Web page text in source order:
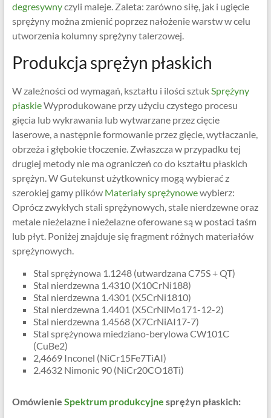
degresywnyczyli maleje. Zaleta: zarówno siłę, jak i ugięcie
sprężyny można zmienić poprzez nałożenie warstw w celu
utworzenia kolumny sprężyny talerzowej.
Produkcja sprężyn płaskich
W zależności od wymagań, kształtu i ilości sztukSprężyny
płaskieWyprodukowane przy użyciu czystego procesu
gięcia lub wykrawania lub wytwarzane przez cięcie
laserowe, a następnie formowanie przez gięcie, wytłaczanie,
obrzeża i głębokie tłoczenie. Zwłaszcza w przypadku tej
drugiej metody nie ma ograniczeń co do kształtu płaskich
sprężyn. W Gutekunst użytkownicy mogą wybierać z
szerokiej gamy plikówMateriały sprężynowewybierz:
Oprócz zwykłych stali sprężynowych, stale nierdzewne oraz
metale nieżelazne i nieżelazne oferowane są w postaci taśm
lub płyt. Poniżej znajduje się fragment różnych materiałów
sprężynowych.
Stal sprężynowa 1.1248 (utwardzana C75S + QT)
Stal nierdzewna 1.4310 (X10CrNi188)
Stal nierdzewna 1.4301 (X5CrNi1810)
Stal nierdzewna 1.4401 (X5CrNiMo171-12-2)
Stal nierdzewna 1.4568 (X7CrNiAI17-7)
Stal sprężynowa miedziano-berylowa CW101C
(CuBe2)
2,4669 Inconel (NiCr15Fe7TiAI)
2.4632 Nimonic 90 (NiCr20CO18Ti)
Omówienie Spektrum produkcyjne sprężyn płaskich: